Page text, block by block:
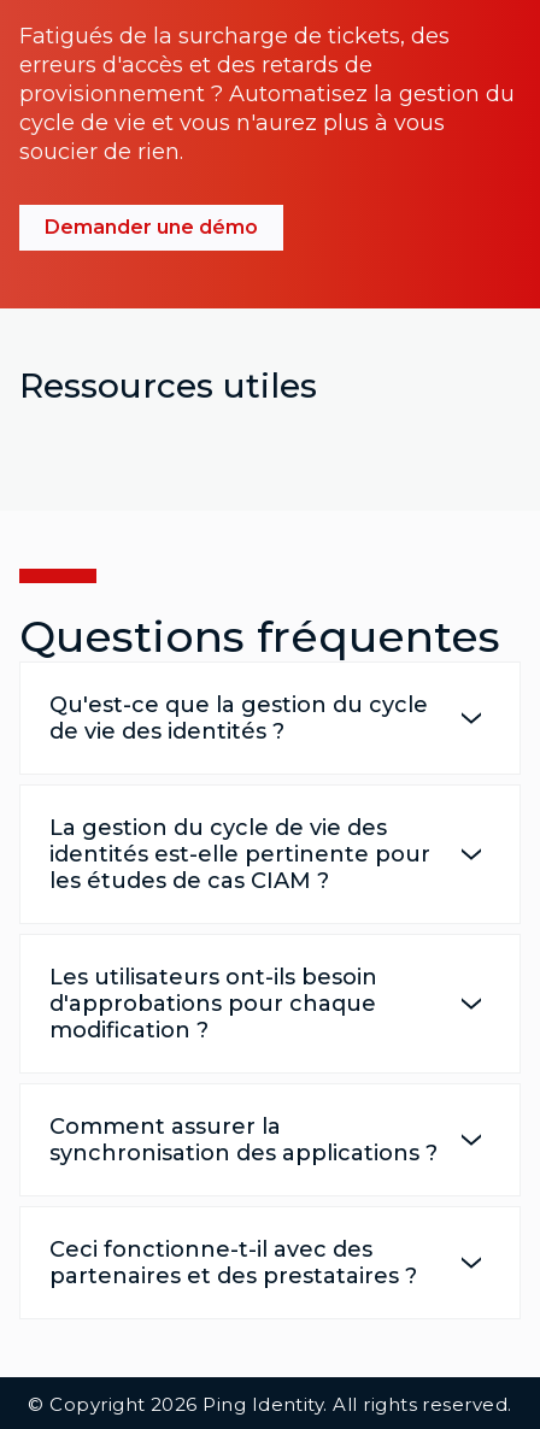
Fatigués de la surcharge de tickets, des
erreurs d'accès et des retards de
provisionnement ? Automatisez la gestion du
cycle de vie et vous n'aurez plus à vous
soucier de rien.
Demander une démo
Ressources utiles
Questions fréquentes
Qu'est-ce que la gestion du cycle
de vie des identités ?
La gestion du cycle de vie des
identités est-elle pertinente pour
les études de cas CIAM ?
Les utilisateurs ont-ils besoin
d'approbations pour chaque
modification ?
Comment assurer la
synchronisation des applications ?
Ceci fonctionne-t-il avec des
partenaires et des prestataires ?
© Copyright 2026 Ping Identity. All rights reserved.